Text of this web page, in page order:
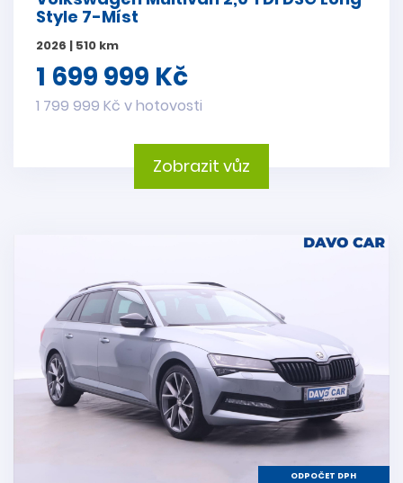
Style 7-Míst
2026 | 510 km
1 699 999 Kč
1 799 999 Kč v hotovosti
Zobrazit vůz
ODPOČET DPH